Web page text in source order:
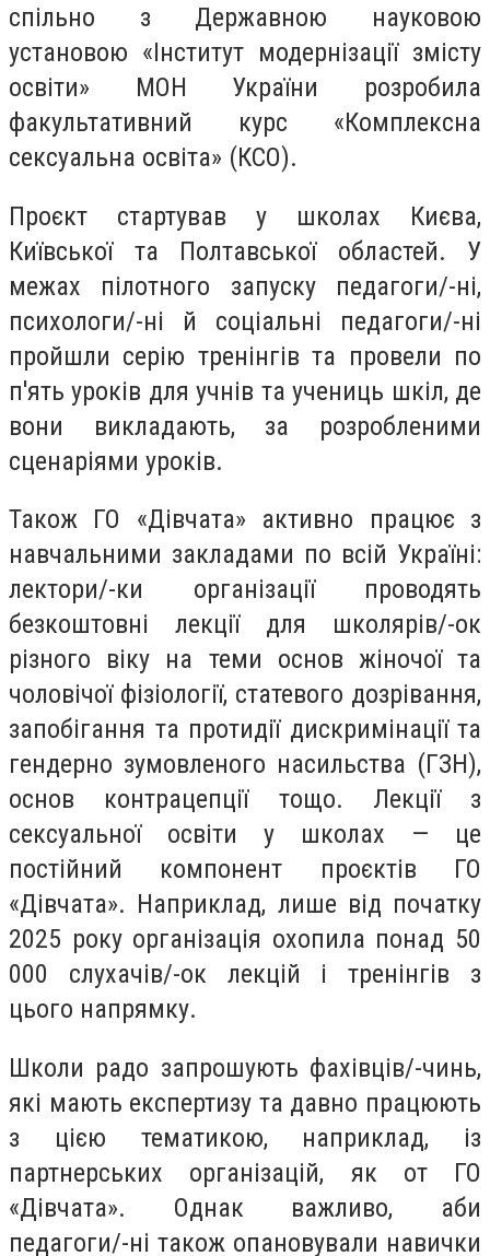
спільно з Державною науковою
установою «Інститут модернізації змісту
освіти» МОН України розробила
факультативний курс «Комплексна
сексуальна освіта» (КСО).
Проєкт стартував у школах Києва,
Київської та Полтавської областей. У
межах пілотного запуску педагоги/-ні,
психологи/-ні й соціальні педагоги/-ні
пройшли серію тренінгів та провели по
п'ять уроків для учнів та учениць шкіл, де
вони викладають, за розробленими
сценаріями уроків.
Також ГО «Дівчата» активно працює з
навчальними закладами по всій Україні:
лектори/-ки організації проводять
безкоштовні лекції для школярів/-ок
різного віку на теми основ жіночої та
чоловічої фізіології, статевого дозрівання,
запобігання та протидії дискримінації та
гендерно зумовленого насильства (ГЗН),
основ контрацепції тощо. Лекції з
сексуальної освіти у школах — це
постійний компонент проєктів ГО
«Дівчата». Наприклад, лише від початку
2025 року організація охопила понад 50
000 слухачів/-ок лекцій і тренінгів з
цього напрямку.
Школи радо запрошують фахівців/-чинь,
які мають експертизу та давно працюють
з цією тематикою, наприклад, із
партнерських організацій, як от ГО
«Дівчата». Однак важливо, аби
педагоги/-ні також опановували навички